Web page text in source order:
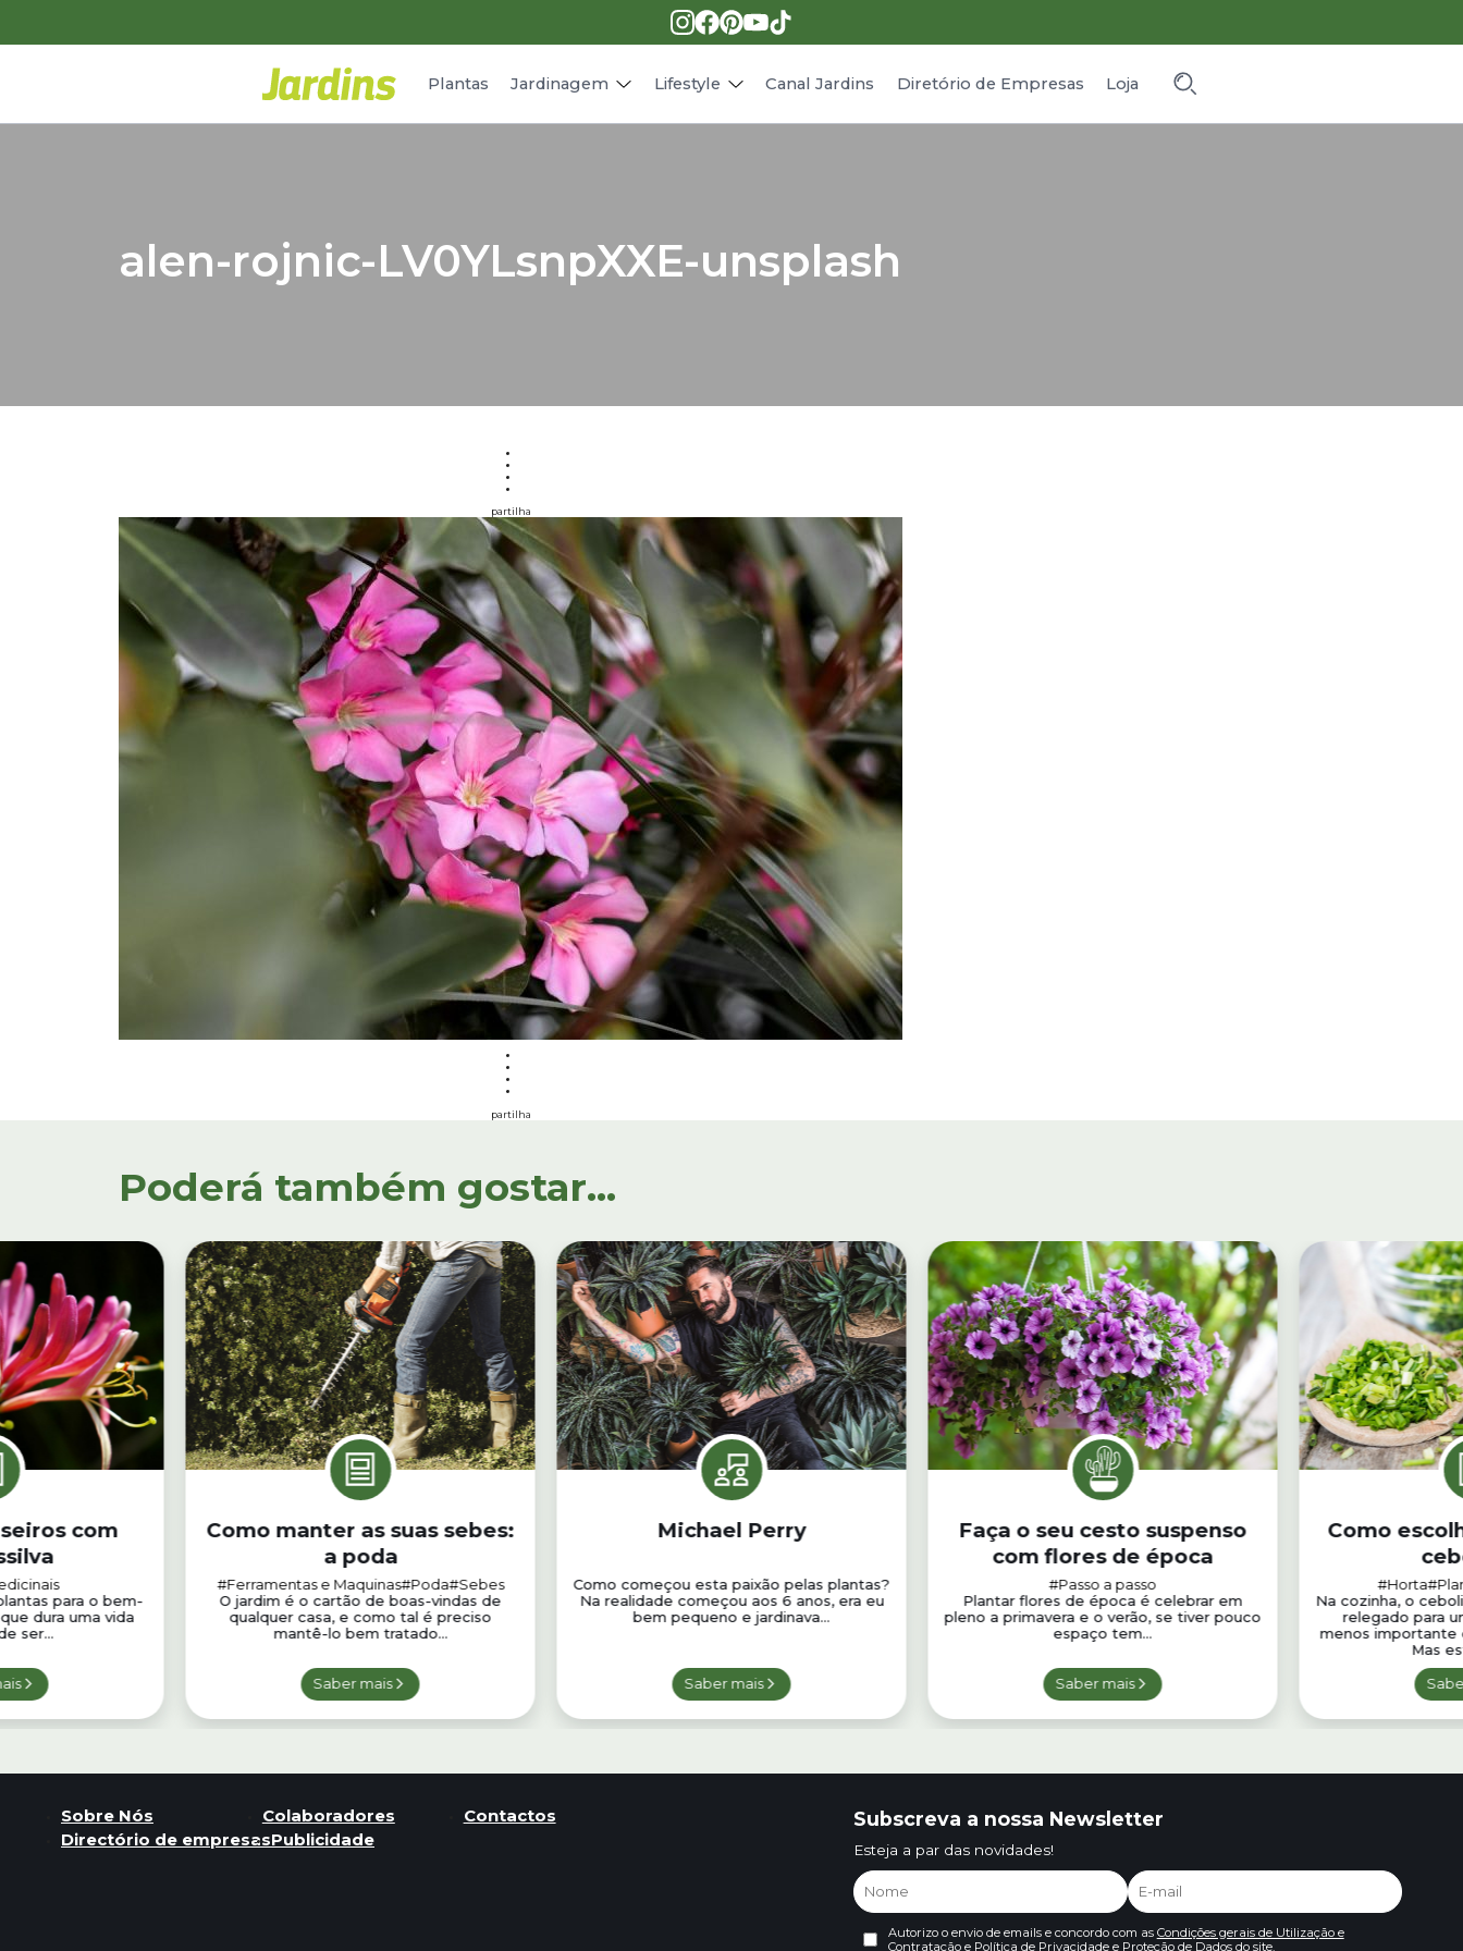
Plantas Jardinagem Lifestyle
Receitas
Canal Jardins Diretório de Empresas Loja
alen-rojnic-LV0YLsnpXXE-unsplash
partilha
partilha
Poderá também gostar...
com
para o bem-
dura uma vida
ser...
Como manter as suas sebes:
a poda
#Ferramentas e Maquinas#Poda#Sebes
O jardim é o cartão de boas-vindas de
qualquer casa, e como tal é preciso
mantê-lo bem tratado...
Saber mais
Michael Perry
Como começou esta paixão pelas plantas?
Na realidade começou aos 6 anos, era eu
bem pequeno e jardinava...
Saber mais
Faça o seu cesto suspenso
com flores de época
#Passo a passo
Plantar flores de época é celebrar em
pleno a primavera e o verão, se tiver pouco
espaço tem...
Saber mais
Como
#Horta
Na cozinha, o
relegado para
menos importante
Mas
Sobre Nós Colaboradores
Contactos
Directório de empresasPublicidade
Subscreva a nossa Newsletter
Esteja a par das novidades!
Autorizo o envio de emails e concordo com as Condições gerais de Utilização e
Contrataçãoe Política de Privacidade e Proteção de Dadosdo site.